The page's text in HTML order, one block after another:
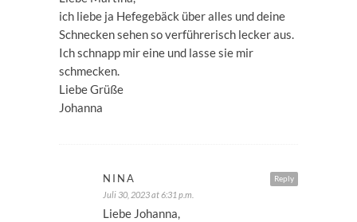
ich liebe ja Hefegebäck über alles und deine
Schnecken sehen so verführerisch lecker aus.
Ich schnapp mir eine und lasse sie mir
schmecken.
Liebe Grüße
Johanna
Reply
NINA
Juli 30, 2023 at 6:31 p.m.
Liebe Johanna,